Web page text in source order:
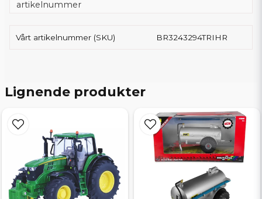
artikelnummer
Vårt artikelnummer (SKU) BR3243294TRIHR
Lignende produkter